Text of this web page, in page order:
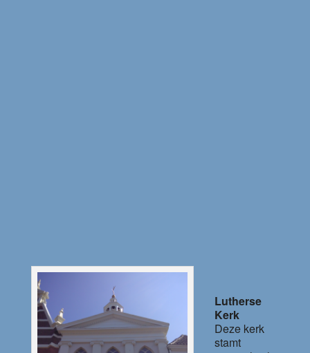
Lutherse
Kerk
Deze kerk
stamt